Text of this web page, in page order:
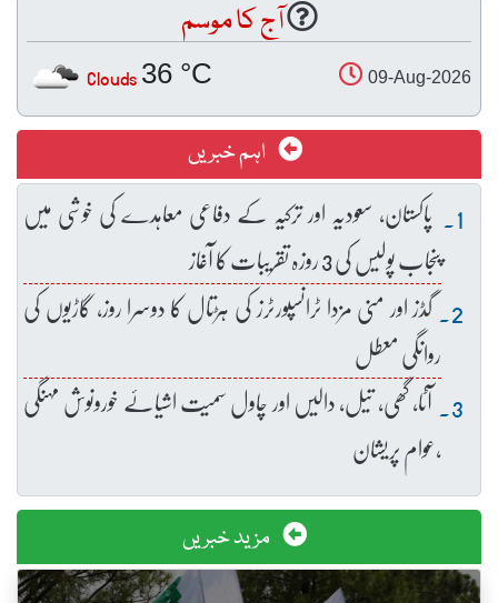
آج کا موسم
09-Aug-2026
36 °C
Clouds
اہم خبریں
پاکستان، سعودیہ اور ترکیہ کے دفاعی معاہدے کی خوشی میں
پنجاب پولیس کی 3 روزہ تقریبات کا آغاز
گڈز اور منی مزدا ٹرانسپورٹرز کی ہڑتال کا دوسرا روز، گاڑیوں کی
روانگی معطل
آٹا، گھی، تیل، دالیں اور چاول سمیت اشیائے خورونوش مہنگی
،عوام پریشان
مزید خبریں